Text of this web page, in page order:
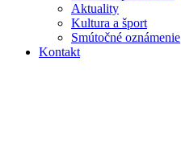
Aktuality
Kultura a šport
Smútočné oznámenie
Kontakt